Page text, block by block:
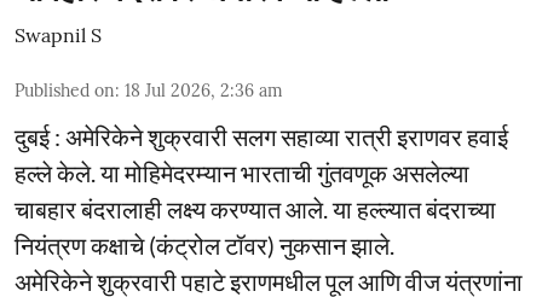
Swapnil S
Published on: 18 Jul 2026, 2:36 am
दुबई : अमेरिकेने शुक्रवारी सलग सहाव्या रात्री इराणवर हवाई
हल्ले केले. या मोहिमेदरम्यान भारताची गुंतवणूक असलेल्या
चाबहार बंदरालाही लक्ष्य करण्यात आले. या हल्ल्यात बंदराच्या
नियंत्रण कक्षाचे (कंट्रोल टॉवर) नुकसान झाले.
अमेरिकेने शुक्रवारी पहाटे इराणमधील पूल आणि वीज यंत्रणांना